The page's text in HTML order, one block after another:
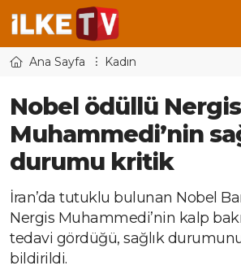
Ana Sayfa Kadın
Nobel ödüllü Nergis
Muhammedi’nin
durumu kritik
İran’da tutuklu bulunan Nobel
Nergis Muhammedi’nin kalp
tedavi gördüğü, sağlık
bildirildi.